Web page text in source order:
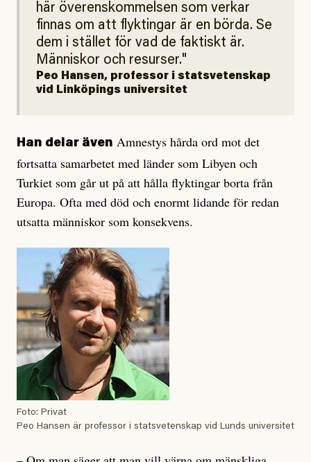
här överenskommelsen som verkar
finnas om att flyktingar är en börda. Se
dem i stället för vad de faktiskt är.
Människor och resurser.
Peo Hansen, professor i statsvetenskap
vid Linköpings universitet
Han delar även Amnestys hårda ord mot det
fortsatta samarbetet med länder som Libyen och
Turkiet som går ut på att hålla flyktingar borta från
Europa. Ofta med död och enormt lidande för redan
utsatta människor som konsekvens.
Foto: Privat
Peo Hansen är professor i statsvetenskap vid Lunds universitet